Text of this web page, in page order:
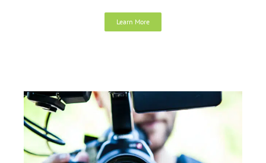
Learn More
Van webinar tot
microlearning